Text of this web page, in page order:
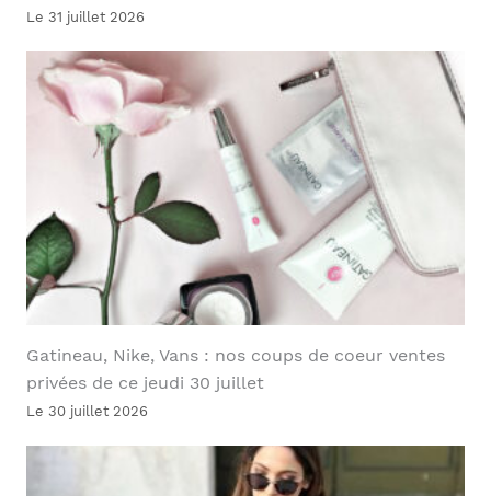
Le 31 juillet 2026
Gatineau, Nike, Vans : nos coups de coeur ventes
privées de ce jeudi 30 juillet
Le 30 juillet 2026